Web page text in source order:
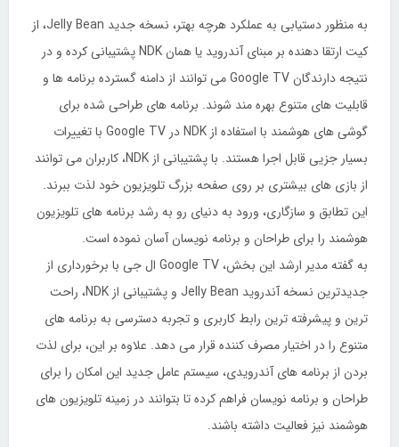
به منظور دستیابی به عملکرد هرچه بهتر، نسخه جدید Jelly Bean، از
کیت ارتقا دهنده بر مبنای آندروید یا همان NDK پشتیبانی کرده و در
نتیجه دارندگان Google TV می توانند از دامنه گسترده برنامه ها و
قابلیت های متنوع بهره مند شوند. برنامه های طراحی شده برای
گوشی های هوشمند با استفاده از NDK در Google TV با تغییرات
بسیار جزیی قابل اجرا هستند. با پشتیبانی از NDK، کاربران می توانند
از بازی های بیشتری بر روی صفحه بزرگ تلویزیون خود لذت ببرند.
این تطابق و سازگاری، ورود به دنیای رو به رشد برنامه های تلویزیون
هوشمند را برای طراحان و برنامه نویسان آسان نموده است.
به گفته مدیر ارشد این بخش، Google TV ال جی با برخورداری از
جدیدترین نسخه آندروید Jelly Bean و پشتیبانی از NDK، راحت
ترین و پیشرفته ترین رابط کاربری و تجربه دسترسی به برنامه های
متنوع را در اختیار مصرف کننده قرار می دهد. علاوه بر این، برای لذت
بردن از برنامه های آندرویدی، سیستم عامل جدید این امکان را برای
طراحان و برنامه نویسان فراهم کرده تا بتوانند در زمینه تلویزیون های
هوشمند نیز فعالیت داشته باشند.